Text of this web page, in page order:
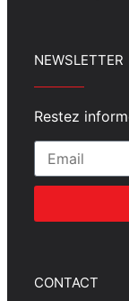
NEWSLETTER
Restez
CONTACT